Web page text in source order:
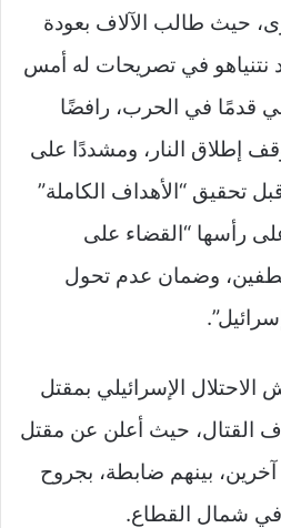
حيث طالب الآلاف بعودة
نتنياهو في تصريحات له أمس
قدمًا في الحرب، رافضًا
إطلاق النار، ومشددًا على
تحقيق “الأهداف الكاملة”
رأسها “القضاء على
وضمان عدم تحول
الإسرائيلي بمقتل
القتال، حيث أعلن عن مقتل
بينهم ضابطة، بجروح
شمال القطاع.